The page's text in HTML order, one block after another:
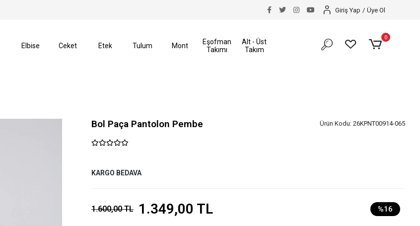
Size Özel İndirimler Tüm
Giriş Yap / Üye Ol
Elbise Ceket Etek Tulum Mont
Eşofman
Takımı
Alt - Üst
Takım
0
Bol Paça Pantolon Pembe Ürün Kodu: 26KPNT00914-065
KARGO BEDAVA
1.600,00 TL 1.349,00 TL %16